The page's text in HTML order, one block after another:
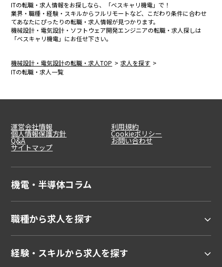
ITの転職・求人情報をお探しなら、「ベスキャリ機電」で！
業界・職種・経験・スキルからフルリモートなど、こだわり条件に合わせ
てあなたにぴったりの転職・求人情報が見つかります。
機械設計・電気設計・ソフトウェア開発エンジニアの転職・求人探しは
「ベスキャリ機電」にお任せ下さい。
機械設計・電気設計の転職・求人TOP
求人を探す
ITの転職・求人一覧
運営会社情報 利用規約
個人情報保護方針 Cookieポリシー
Q&A お問い合わせ
サイトマップ
機電・半導体コラム
職種から求人を探す
経験・スキルから求人を探す